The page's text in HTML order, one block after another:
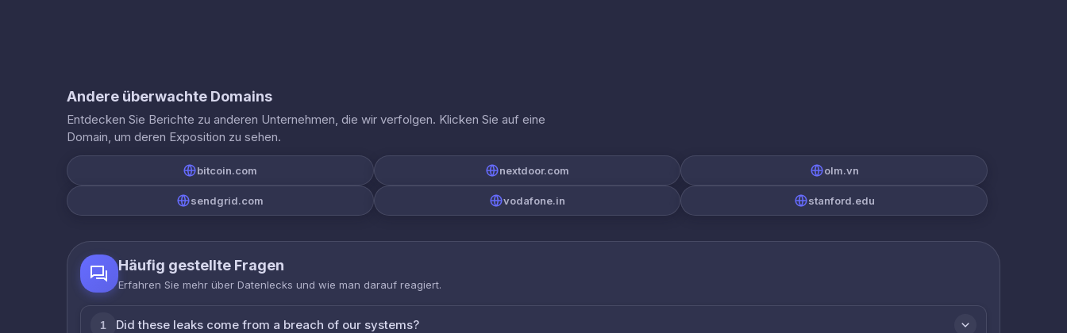
Andere überwachte Domains
Entdecken Sie Berichte zu anderen Unternehmen, die wir verfolgen. Klicken Sie auf eine
Domain, um deren Exposition zu sehen.
bitcoin.com nextdoor.com olm.vn
sendgrid.com vodafone.in stanford.edu
Häufig gestellte Fragen
Erfahren Sie mehr über Datenlecks und wie man darauf reagiert.
1 Did these leaks come from a breach of our systems?